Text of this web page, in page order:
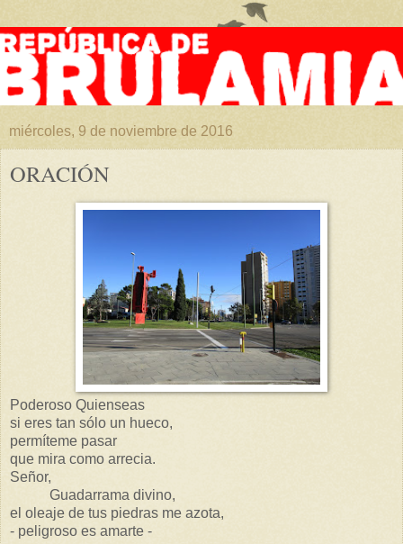
miércoles, 9 de noviembre de 2016
ORACIÓN
Poderoso Quienseas
si eres tan sólo un hueco,
permíteme pasar
que mira como arrecia.
Señor,
Guadarrama divino,
el oleaje de tus piedras me azota,
- peligroso es amarte -